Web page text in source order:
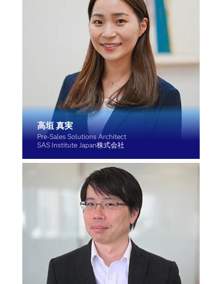
高垣 真実
Pre-Sales Solutions Architect
SAS Institute Japan株式会社